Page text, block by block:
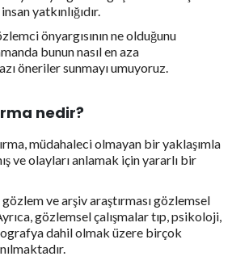
yatkınlığıdır.
önyargısının ne olduğunu
bunun nasıl en aza
öneriler sunmayı umuyoruz.
nedir?
müdahaleci olmayan bir yaklaşımla
ve olayları anlamak için yararlı bir
ve arşiv araştırması gözlemsel
gözlemsel çalışmalar tıp, psikoloji,
dahil olmak üzere birçok